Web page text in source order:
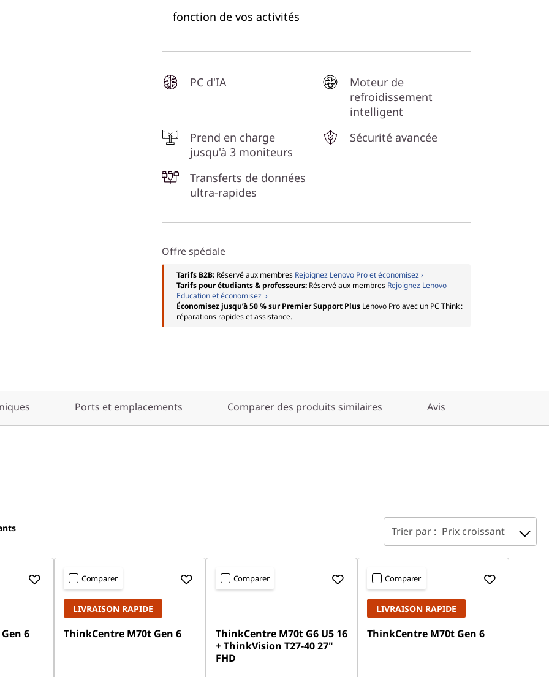
fonction de vos activités
PC d'IA
Moteur de
refroidissement
intelligent
Prend en charge
jusqu'à 3 moniteurs
Sécurité avancée
Transferts de données
ultra-rapides
Offre spéciale
Tarifs B2B: Réservé aux membres Rejoignez Lenovo Pro et économisez ›
Tarifs pour étudiants & professeurs: Réservé aux membres Rejoignez Lenovo
Education et économisez ›
Économisez jusqu’à 50 % sur Premier Support Plus Lenovo Pro avec un PC Think :
réparations rapides et assistance.
Ports et emplacements Comparer des produits similaires Avis
Trier par : Prix croissant
6
Comparer
LIVRAISON RAPIDE
ThinkCentre M70t Gen 6
Comparer
ThinkCentre M70t G6 U5 16
+ ThinkVision T27-40 27"
FHD
Comparer
LIVRAISON RAPIDE
ThinkCentre M70t Gen 6